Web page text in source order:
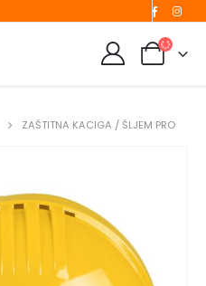
ZAŠTITNA KACIGA / ŠLJEM PRO